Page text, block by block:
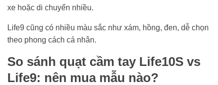
xe hoặc di chuyển nhiều.
Life9 cũng có nhiều màu sắc như xám, hồng, đen, dễ chọn
theo phong cách cá nhân.
So sánh quạt cầm tay Life10S vs
Life9: nên mua mẫu nào?